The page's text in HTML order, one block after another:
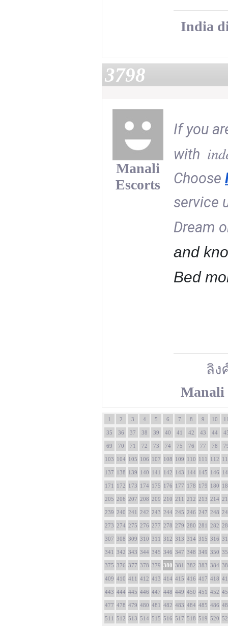
India
3798
Manali
Escorts
If you
with
Choose
service
Dream
and
Bed
ลิง
Manali
1 2 3 4 5 6 7 8 9 10
35 36 37 38 39 40 41 42 43 44
69 70 71 72 73 74 75 76 77 78
103 104 105 106 107 108 109 110 111 112
137 138 139 140 141 142 143 144 145 146
171 172 173 174 175 176 177 178 179 180
205 206 207 208 209 210 211 212 213 214
239 240 241 242 243 244 245 246 247 248
273 274 275 276 277 278 279 280 281 282
307 308 309 310 311 312 313 314 315 316
341 342 343 344 345 346 347 348 349 350
375 376 377 378 379 380 381 382 383 384
409 410 411 412 413 414 415 416 417 418
443 444 445 446 447 448 449 450 451 452
477 478 479 480 481 482 483 484 485 486
511 512 513 514 515 516 517 518 519 520